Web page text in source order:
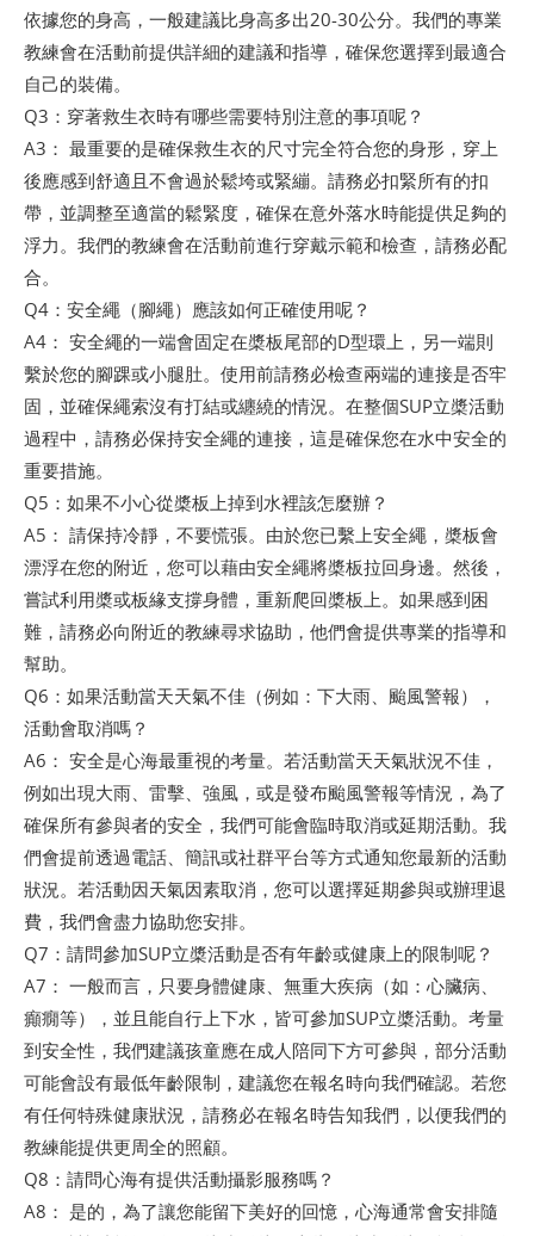
依據您的身高，一般建議比身高多出20-30公分。我們的專業
教練會在活動前提供詳細的建議和指導，確保您選擇到最適合
自己的裝備。
Q3：穿著救生衣時有哪些需要特別注意的事項呢？
A3： 最重要的是確保救生衣的尺寸完全符合您的身形，穿上
後應感到舒適且不會過於鬆垮或緊繃。請務必扣緊所有的扣
帶，並調整至適當的鬆緊度，確保在意外落水時能提供足夠的
浮力。我們的教練會在活動前進行穿戴示範和檢查，請務必配
合。
Q4：安全繩（腳繩）應該如何正確使用呢？
A4： 安全繩的一端會固定在槳板尾部的D型環上，另一端則
繫於您的腳踝或小腿肚。使用前請務必檢查兩端的連接是否牢
固，並確保繩索沒有打結或纏繞的情況。在整個SUP立槳活動
過程中，請務必保持安全繩的連接，這是確保您在水中安全的
重要措施。
Q5：如果不小心從槳板上掉到水裡該怎麼辦？
A5： 請保持冷靜，不要慌張。由於您已繫上安全繩，槳板會
漂浮在您的附近，您可以藉由安全繩將槳板拉回身邊。然後，
嘗試利用槳或板緣支撐身體，重新爬回槳板上。如果感到困
難，請務必向附近的教練尋求協助，他們會提供專業的指導和
幫助。
Q6：如果活動當天天氣不佳（例如：下大雨、颱風警報），
活動會取消嗎？
A6： 安全是心海最重視的考量。若活動當天天氣狀況不佳，
例如出現大雨、雷擊、強風，或是發布颱風警報等情況，為了
確保所有參與者的安全，我們可能會臨時取消或延期活動。我
們會提前透過電話、簡訊或社群平台等方式通知您最新的活動
狀況。若活動因天氣因素取消，您可以選擇延期參與或辦理退
費，我們會盡力協助您安排。
Q7：請問參加SUP立槳活動是否有年齡或健康上的限制呢？
A7： 一般而言，只要身體健康、無重大疾病（如：心臟病、
癲癇等），並且能自行上下水，皆可參加SUP立槳活動。考量
到安全性，我們建議孩童應在成人陪同下方可參與，部分活動
可能會設有最低年齡限制，建議您在報名時向我們確認。若您
有任何特殊健康狀況，請務必在報名時告知我們，以便我們的
教練能提供更周全的照顧。
Q8：請問心海有提供活動攝影服務嗎？
A8： 是的，為了讓您能留下美好的回憶，心海通常會安排隨